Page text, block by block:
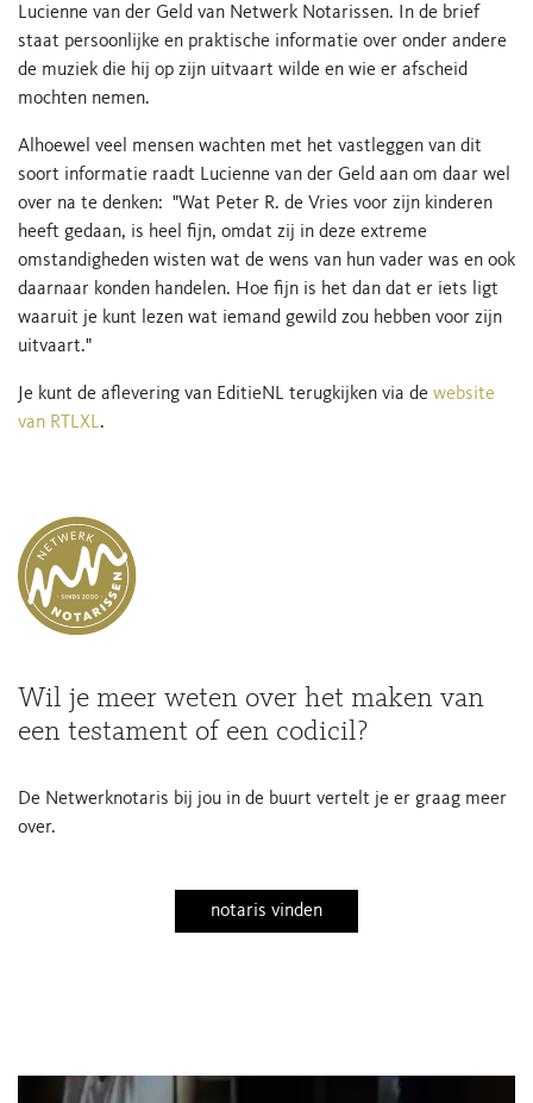
Lucienne van der Geld van Netwerk Notarissen. In de brief
staat persoonlijke en praktische informatie over onder andere
de muziek die hij op zijn uitvaart wilde en wie er afscheid
mochten nemen.
Alhoewel veel mensen wachten met het vastleggen van dit
soort informatie raadt Lucienne van der Geld aan om daar wel
over na te denken: "Wat Peter R. de Vries voor zijn kinderen
heeft gedaan, is heel fijn, omdat zij in deze extreme
omstandigheden wisten wat de wens van hun vader was en ook
daarnaar konden handelen. Hoe fijn is het dan dat er iets ligt
waaruit je kunt lezen wat iemand gewild zou hebben voor zijn
uitvaart."
Je kunt de aflevering van EditieNL terugkijken via de website
van RTLXL.
Wil je meer weten over het maken van
een testament of een codicil?
De Netwerknotaris bij jou in de buurt vertelt je er graag meer
over.
notaris vinden